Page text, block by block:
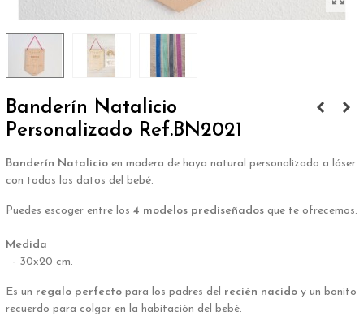
Banderín Natalicio
Personalizado Ref.BN2021
Banderín Natalicio en madera de haya natural personalizado a láser
con todos los datos del bebé.
Puedes escoger entre los 4 modelos prediseñados que te ofrecemos.
Medida
- 30x20 cm.
Es un regalo perfecto para los padres del recién nacido y un bonito
recuerdo para colgar en la habitación del bebé.